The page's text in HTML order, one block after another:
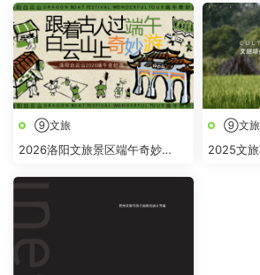
⑨文旅
2026洛阳文旅景区端午奇妙
⑨文旅
2025文